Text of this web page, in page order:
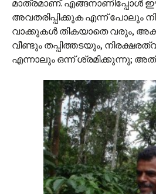
മാത്രമാണ്. എങ്ങനാണിപ്പോള്‍
അവതരിപ്പിക്കുക എന്ന് പോലും
വാക്കുകള്‍ തികയാതെ വരും,
വീണ്ടും തപ്പിത്തടയും,
എന്നാലും ഒന്ന് ശ്രമിക്കുന്നു;